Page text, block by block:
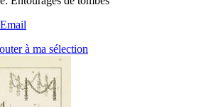
à ma sélection